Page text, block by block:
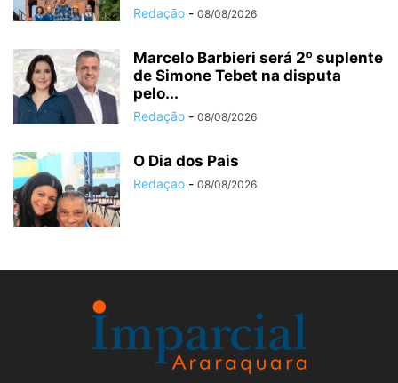
Redação - 08/08/2026
Marcelo Barbieri será 2º suplente
de Simone Tebet na disputa
pelo...
Redação - 08/08/2026
O Dia dos Pais
Redação - 08/08/2026